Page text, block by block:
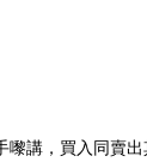
講，買入同賣